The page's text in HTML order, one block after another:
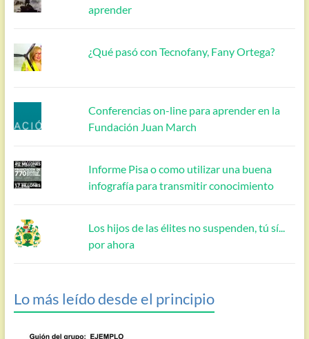
aprender
¿Qué pasó con Tecnofany, Fany Ortega?
Conferencias on-line para aprender en la
Fundación Juan March
Informe Pisa o como utilizar una buena
infografía para transmitir conocimiento
Los hijos de las élites no suspenden, tú sí...
por ahora
Lo más leído desde el principio